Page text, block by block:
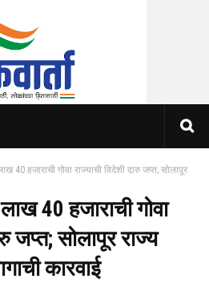
40 हजाराची गोवा राज्याची विदेशी दारु जप्त; सोलापूर
40 हजाराची गोवा
जप्त; सोलापूर राज्य
कारवाई